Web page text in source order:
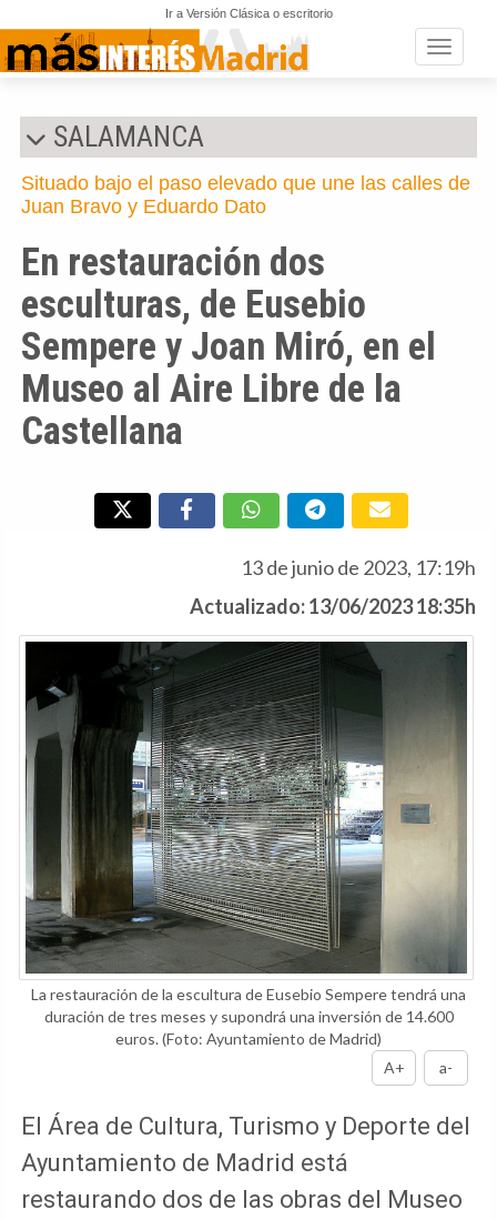
Ir a Versión Clásica o escritorio
Toggle
SALAMANCA
Situado bajo el paso elevado que une las calles de
Juan Bravo y Eduardo Dato
En restauración dos
esculturas, de Eusebio
Sempere y Joan Miró, en el
Museo al Aire Libre de la
Castellana
13 de junio de 2023, 17:19h
Actualizado: 13/06/2023 18:35h
La restauración de la escultura de Eusebio Sempere tendrá una
duración de tres meses y supondrá una inversión de 14.600
euros.(Foto: Ayuntamiento de Madrid)
A+
a-
El Área de Cultura, Turismo y Deporte del
Ayuntamiento de Madrid está
restaurando dos de las obras del Museo